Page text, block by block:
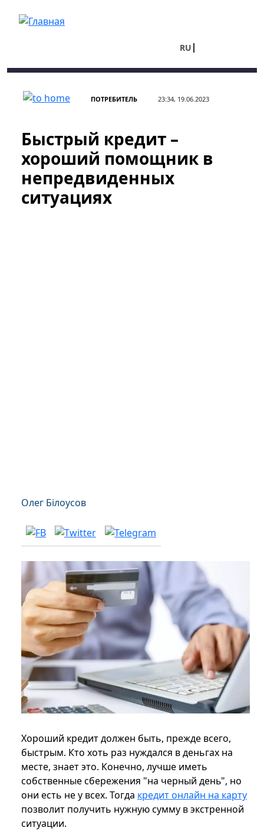
RU
ПОТРЕБИТЕЛЬ 23:34, 19.06.2023
Быстрый кредит –
хороший помощник в
непредвиденных
ситуациях
Олег Білоусов
Хороший кредит должен быть, прежде всего,
быстрым. Кто хоть раз нуждался в деньгах на
месте, знает это. Конечно, лучше иметь
собственные сбережения "на черный день", но
они есть не у всех. Тогда кредит онлайн на карту
позволит получить нужную сумму в экстренной
ситуации.